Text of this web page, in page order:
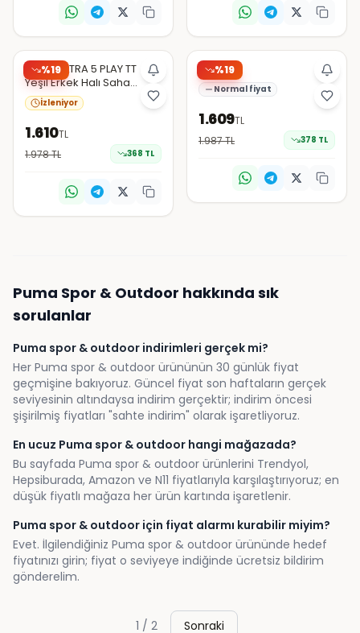
%19
Trendyol
Puma ULTRA 5 PLAY TT
Yeşil Erkek Halı Saha
Ayakkabısı
İzleniyor
1.610TL
1.978TL 368 TL
%19
Amazon Türkiye
PUMA
Normal fiyat
1.609TL
1.987TL 378 TL
Puma Spor & Outdoor hakkında sık
sorulanlar
Puma spor & outdoor indirimleri gerçek mi?
Her Puma spor & outdoor ürününün 30 günlük fiyat
geçmişine bakıyoruz. Güncel fiyat son haftaların gerçek
seviyesinin altındaysa indirim gerçektir; indirim öncesi
şişirilmiş fiyatları "sahte indirim" olarak işaretliyoruz.
En ucuz Puma spor & outdoor hangi mağazada?
Bu sayfada Puma spor & outdoor ürünlerini Trendyol,
Hepsiburada, Amazon ve N11 fiyatlarıyla karşılaştırıyoruz; en
düşük fiyatlı mağaza her ürün kartında işaretlenir.
Puma spor & outdoor için fiyat alarmı kurabilir miyim?
Evet. İlgilendiğiniz Puma spor & outdoor ürününde hedef
fiyatınızı girin; fiyat o seviyeye indiğinde ücretsiz bildirim
gönderelim.
1 / 2 Sonraki